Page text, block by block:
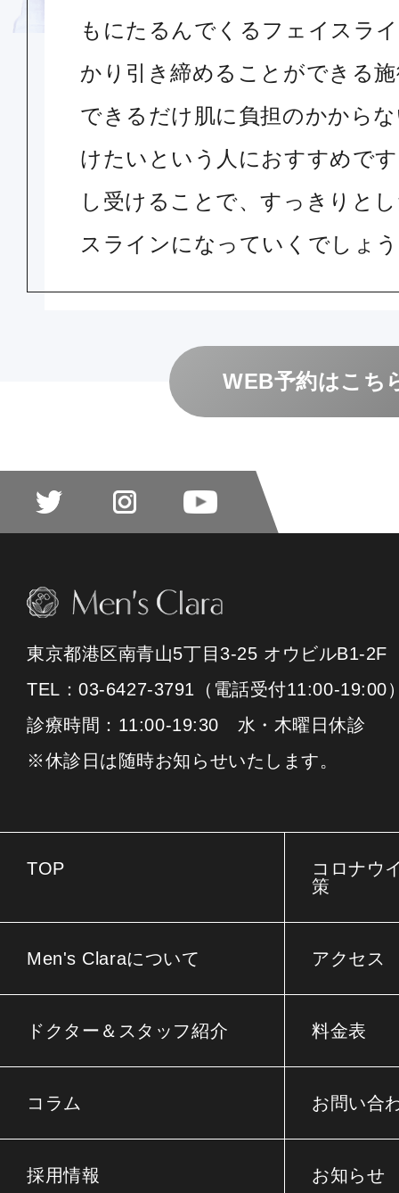
もにたるんでくるフェイスラ
かり引き締めることができる
できるだけ肌に負担のかから
けたいという人におすすめで
し受けることで、すっきりと
スラインになっていくでしょ
WEB予約はこち
東京都港区南青山5丁目3-25 オウビルB1-2F
TEL：03-6427-3791（電話受付11:00-19:00
診療時間：11:00-19:30 水・木曜日休診
※休診日は随時お知らせいたします。
TOP
コロナウ
策
Men's Claraについて アクセス
ドクター＆スタッフ紹介 料金表
コラム お問い合
採用情報 お知らせ